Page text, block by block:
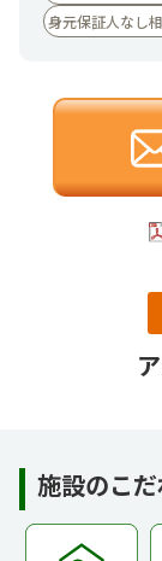
身元保証人なし
施設のこ